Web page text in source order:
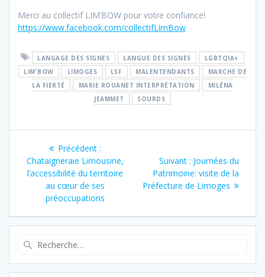
Merci au collectif LIM’BOW pour votre confiance!
https://www.facebook.com/collectifLimBow
LANGAGE DES SIGNES LANGUE DES SIGNES
LGBTQIA+
LIM'BOW
LIMOGES LSF MALENTENDANTS
MARCHE DE
LA FIERTÉ
MARIE ROUANET INTERPRÉTATION
MILÉNA
JEAMMET
SOURDS
Navigation
de
l’article
Précédent :Article
précédent
:
Chataigneraie Limousine,
l’accessibilité du territoire
au cœur de ses
préoccupations
Suivant : Article
suivant
:
Journées du
Patrimoine: visite de la
Préfecture de Limoges
: